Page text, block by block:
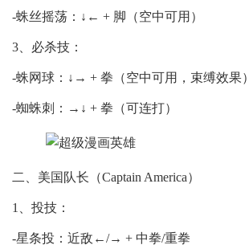
-蛛丝摇荡：↓← + 脚（空中可用）
3、必杀技：
-蛛网球：↓→ + 拳（空中可用，束缚效果）
-蜘蛛刺：→↓ + 拳（可连打）
二、美国队长（Captain America）
1、投技：
-星条投：近敌←/→ + 中拳/重拳